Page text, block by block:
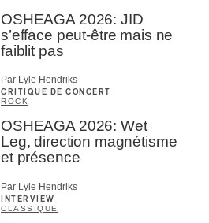
OSHEAGA 2026: JID
s’efface peut-être mais ne
faiblit pas
Par Lyle Hendriks
CRITIQUE DE CONCERT
ROCK
OSHEAGA 2026: Wet
Leg, direction magnétisme
et présence
Par Lyle Hendriks
INTERVIEW
CLASSIQUE